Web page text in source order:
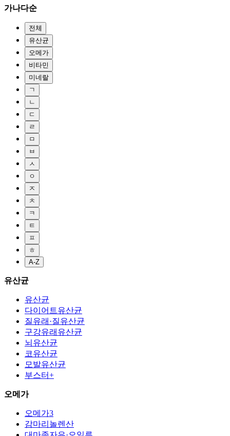
가나다순
전체
유산균
오메가
비타민
미네랄
ㄱ
ㄴ
ㄷ
ㄹ
ㅁ
ㅂ
ㅅ
ㅇ
ㅈ
ㅊ
ㅋ
ㅌ
ㅍ
ㅎ
A-Z
유산균
유산균
다이어트유산균
질유래·질유산균
구강유래유산균
뇌유산균
코유산균
모발유산균
부스터+
오메가
오메가3
감마리놀렌산